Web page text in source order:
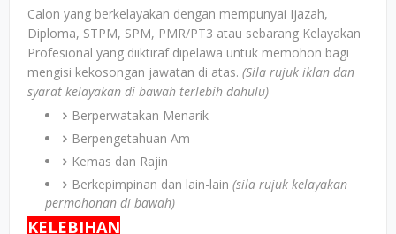
Calon yang berkelayakan dengan mempunyai Ijazah,
Diploma, STPM, SPM, PMR/PT3 atau sebarang Kelayakan
Profesional yang diiktiraf dipelawa untuk memohon bagi
mengisi kekosongan jawatan di atas. (Sila rujuk iklan dan
syarat kelayakan di bawah terlebih dahulu)
Berperwatakan Menarik
Berpengetahuan Am
Kemas dan Rajin
Berkepimpinan dan lain-lain (sila rujuk kelayakan
permohonan di bawah)
KELEBIHAN